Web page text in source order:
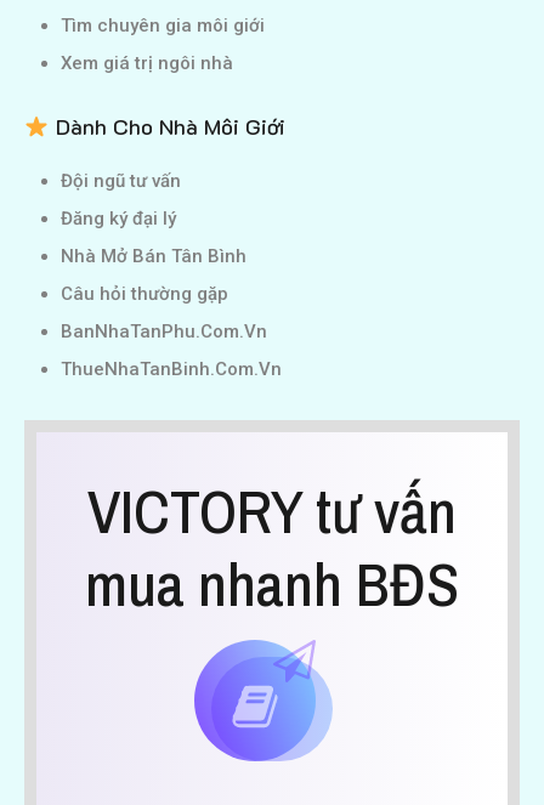
Tìm chuyên gia môi giới
Xem giá trị ngôi nhà
Dành Cho Nhà Môi Giới
Đội ngũ tư vấn
Đăng ký đại lý
Nhà Mở Bán Tân Bình
Câu hỏi thường gặp
BanNhaTanPhu.Com.Vn
ThueNhaTanBinh.Com.Vn
VICTORY tư vấn
mua nhanh BĐS